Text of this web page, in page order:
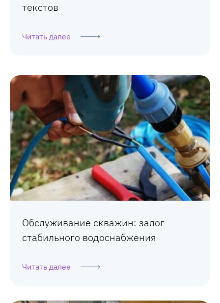
текстов
Читать далее
Обслуживание скважин: залог
стабильного водоснабжения
Читать далее